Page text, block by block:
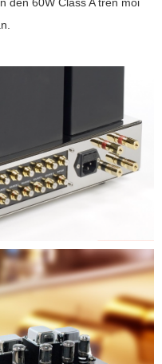
đến 60W Class A trên mỗi